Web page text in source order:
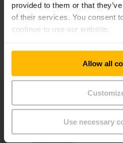
provided to them or that
of their services. You consent
continue to use our website.
Allow all
Use necessary
Multifunktionslenkrad